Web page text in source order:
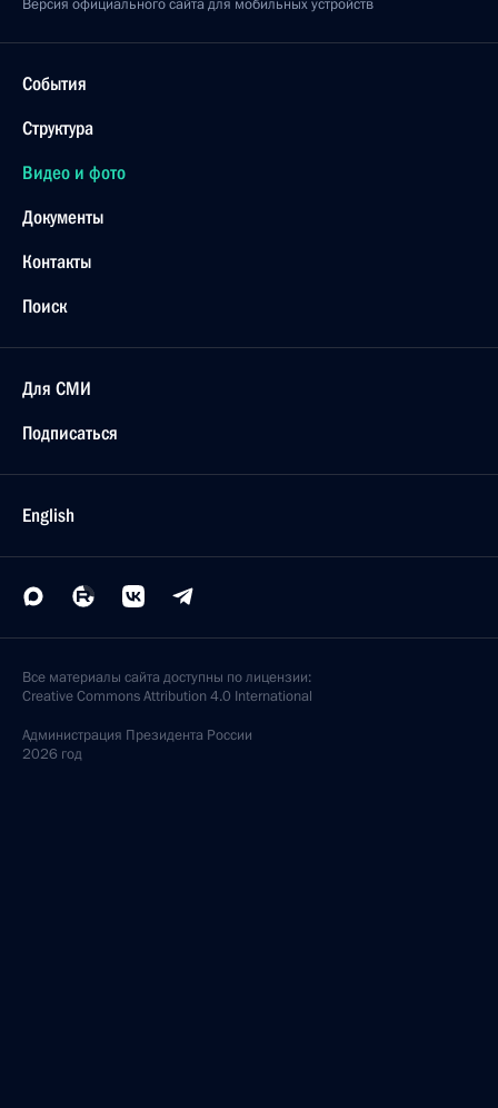
Версия официального сайта для мобильных устройств
События
Структура
Видео и фото
Документы
Контакты
Поиск
Для СМИ
Подписаться
English
Все материалы сайта доступны по лицензии:
Creative Commons Attribution 4.0 International
Администрация Президента России
2026 год